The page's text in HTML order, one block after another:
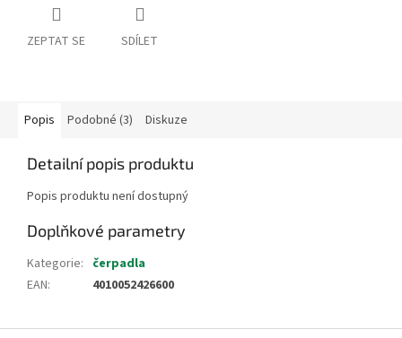
ZEPTAT SE SDÍLET
Popis Podobné (3) Diskuze
Detailní popis produktu
Popis produktu není dostupný
Doplňkové parametry
Kategorie: čerpadla
EAN: 4010052426600